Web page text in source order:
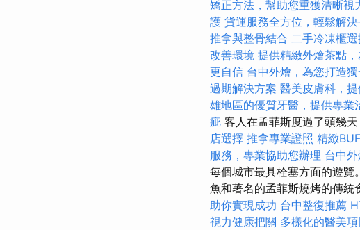
矯正方法，幫助您重獲清晰視
護 貨運服務全方位，輕鬆解
推拿與整骨結合 二手冷凍櫃
改善環境 提供精緻外燴茶點
更自信 台中外燴，為您打造
過期解決方案 醫美皮膚科，
雄地區的優質牙醫，提供專業
疵 客人在孟菲斯度過了頭幾
店選擇 推拿專業證照 精緻
服務，專業協助您辦理 台中
每個城市最具栓塞方面的遊
魚和著名的孟菲斯燒烤的傳統
助你實現成功 台中整復推薦
視力健康把關 多樣化的醫美